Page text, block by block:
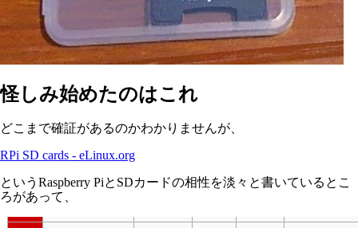
怪しみ始めたのはこれ
どこまで確証があるのかわかりませんが、
RPi SD cards - eLinux.org
というRaspberry PiとSDカードの相性を淡々と書いているとこ
ろがあって、